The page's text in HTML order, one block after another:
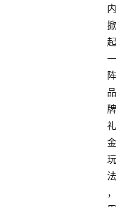
内
掀
起
一
阵
品
牌
礼
金
玩
法
，